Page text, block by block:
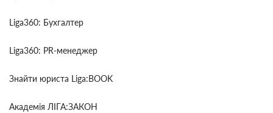
Liga360: Бухгалтер
Liga360: PR-менеджер
Знайти юриста Liga:BOOK
Академія ЛІГА:ЗАКОН